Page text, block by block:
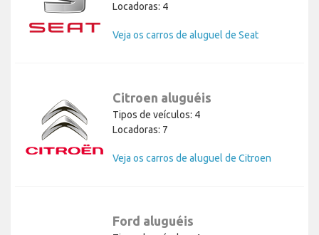
Locadoras: 4
Veja os carros de aluguel de Seat
Citroen aluguéis
Tipos de veículos: 4
Locadoras: 7
Veja os carros de aluguel de Citroen
Ford aluguéis